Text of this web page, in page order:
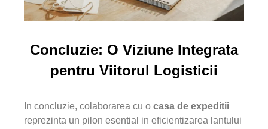
Concluzie: O Viziune Integrata
pentru Viitorul Logisticii
In concluzie, colaborarea cu o casa de expeditii
reprezinta un pilon esential in eficientizarea lantului